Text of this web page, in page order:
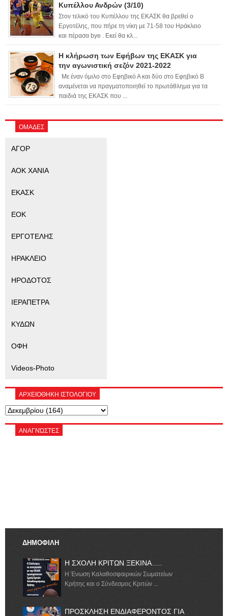
Κυπέλλου Ανδρών (3/10)
Στον τελικό του Κυπέλλου της ΕΚΑΣΚ θα βρεθεί ο
Εργοτέλης, που πήρε τη νίκη με 71-58 του Ηράκλειο
και πέρασα bye . Εκεί θα κλ...
Η κλήρωση των Εφήβων της ΕΚΑΣΚ για
την αγωνιστική σεζόν 2021-2022
Με έναν όμιλο στο Εφηβικό Α και δύο στο Εφηβικό Β
αναμένεται να πραγματοποιηθεί το πρωτάθλημα για τα
παιδιά της ΕΚΑΣΚ που ...
ΟΜΑΔΕΣ
ΑΓΟΡ
ΑΟΚ ΧΑΝΙΑ
ΕΚΑΣΚ
ΕΟΚ
ΕΡΓΟΤΕΛΗΣ
ΗΡΑΚΛΕΙΟ
ΗΡΟΔΟΤΟΣ
ΙΕΡΑΠΕΤΡΑ
ΚΥΔΩΝ
ΟΦΗ
Videos-Photo
ΑΡΧΕΙΟΘΗΚΗ ΙΣΤΟΛΟΓΙΟΥ
ΑΝΑΓΝΏΣΤΕΣ
ΔΗΜΟΦΙΛΗ
Η ΣΧΟΛΗ ΚΡΙΤΩΝ ΞΕΚΙΝΑ.......
Η Ένωση Καλαθοσφαιρικών Σωματείων
Κρήτης και ο Σύνδεσμος Κριτών ...
ΠΡΟΣΚΛΗΣΗ ΕΝΔΙΑΦΕΡΟΝΤΟΣ ΓΙΑ